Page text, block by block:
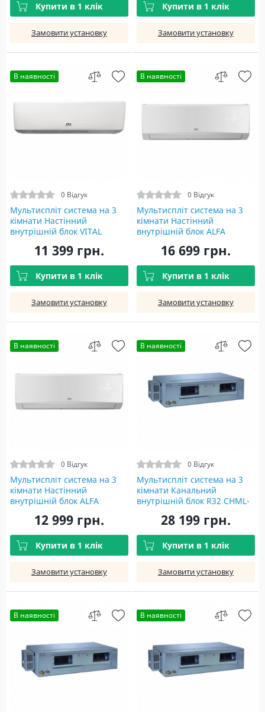
Купити в 1 клік
Замовити установку
Купити в 1 клік
Замовити установку
В наявності
0 Відгук
Мультиспліт система на 3
кімнати Настінний
внутрішній блок VITAL
S09FTXF2-NG(I)
11 399 грн.
Купити в 1 клік
Замовити установку
В наявності
0 Відгук
Мультиспліт система на 3
кімнати Настінний
внутрішній блок ALFA
S18FTXE-NG(I)
16 699 грн.
Купити в 1 клік
Замовити установку
В наявності
0 Відгук
Мультиспліт система на 3
кімнати Настінний
внутрішній блок ALFA
S12FTXE-NG(I)
12 999 грн.
Купити в 1 клік
Замовити установку
В наявності
0 Відгук
Мультиспліт система на 3
кімнати Канальний
внутрішній блок R32 CHML-
28 199 грн.
Купити в 1 клік
Замовити установку
В наявності В наявності